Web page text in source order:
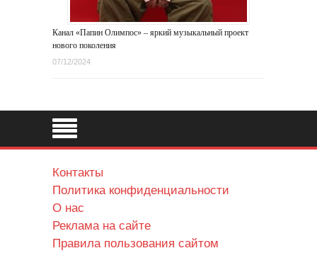
Канал «Папин Олимпос» – яркий музыкальный проект
нового поколения
07/12/2024
Контакты
Политика конфиденциальности
О нас
Реклама на сайте
Правила пользования сайтом